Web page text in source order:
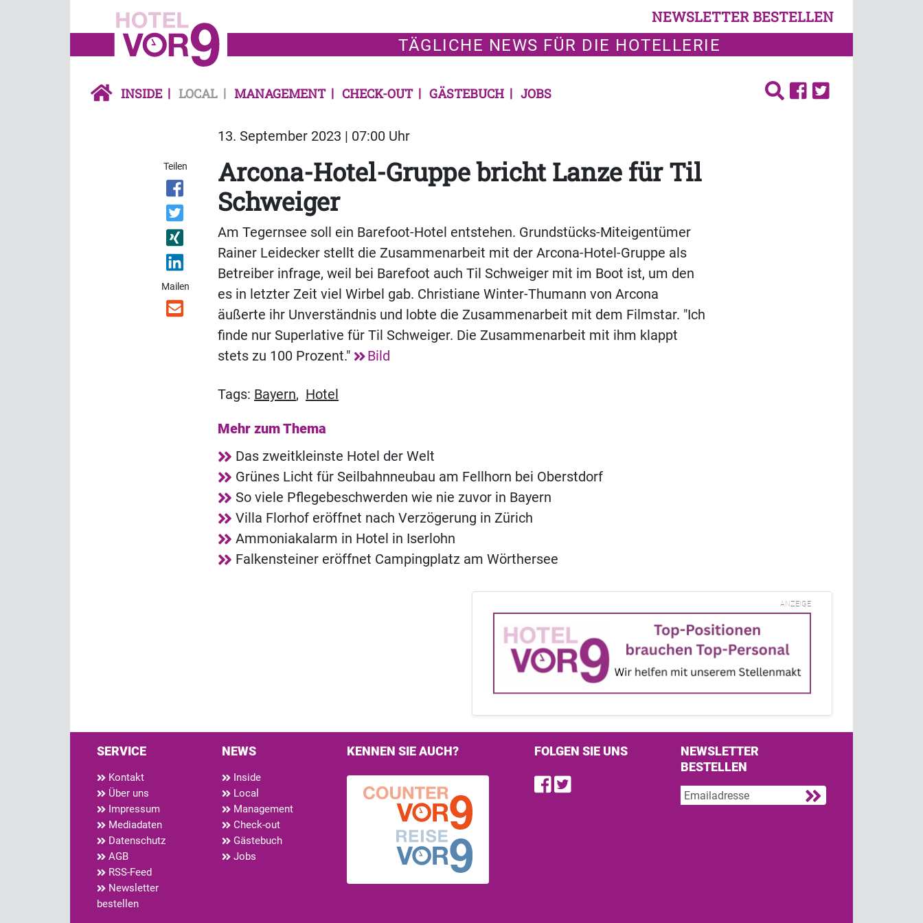
NEWSLETTER BESTELLEN
TÄGLICHE NEWS FÜR DIE HOTELLERIE
INSIDE LOCAL MANAGEMENT CHECK-OUT GÄSTEBUCH JOBS
13. September 2023 | 07:00 Uhr
Teilen
Mailen
Arcona-Hotel-Gruppe bricht Lanze für Til
Schweiger
Am Tegernsee soll ein Barefoot-Hotel entstehen. Grundstücks-Miteigentümer
Rainer Leidecker stellt die Zusammenarbeit mit der Arcona-Hotel-Gruppe als
Betreiber infrage, weil bei Barefoot auch Til Schweiger mit im Boot ist, um den
es in letzter Zeit viel Wirbel gab. Christiane Winter-Thumann von Arcona
äußerte ihr Unverständnis und lobte die Zusammenarbeit mit dem Filmstar. "Ich
finde nur Superlative für Til Schweiger. Die Zusammenarbeit mit ihm klappt
stets zu 100 Prozent."
Bild
Tags: Bayern, Hotel
Mehr zum Thema
Das zweitkleinste Hotel der Welt
Grünes Licht für Seilbahnneubau am Fellhorn bei Oberstdorf
So viele Pflegebeschwerden wie nie zuvor in Bayern
Villa Florhof eröffnet nach Verzögerung in Zürich
Ammoniakalarm in Hotel in Iserlohn
Falkensteiner eröffnet Campingplatz am Wörthersee
ANZEIGE
SERVICE
Kontakt
Über uns
Impressum
Mediadaten
Datenschutz
AGB
RSS-Feed
Newsletter
bestellen
NEWS
Inside
Local
Management
Check-out
Gästebuch
Jobs
KENNEN SIE AUCH? FOLGEN SIE UNS
Find us on Facebook
Follow us on Twitter
NEWSLETTER
BESTELLEN